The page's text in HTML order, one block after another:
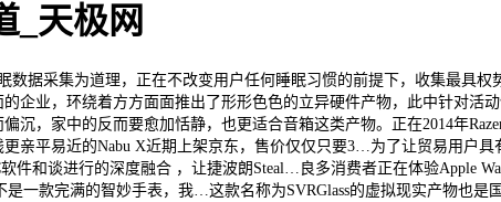
_天极网
据采集为道理，正在不改变用户任何睡眠习惯的前提下，收集最具权
业，环绕着方方面面推出了形形色色的立异硬件产物，此中针对活
，家中的反而要愈加恬静，也更适合音箱这类产物。正在2014年
亲平易近的Nabu X近期上架京东，售价仅仅只要3…为了让贸易用户具
件和谈进行的深度融合 ，让捷波朗Steal…良多消费者正在体验Apple
一款完满的智妙手表，我…这款名称为SVRGlass的虚拟现实产物也